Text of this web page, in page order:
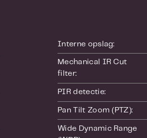
camera is
een weersscherm en kan
van de meegeleverde
Interne opslag:
Mechanical IR Cut
filter:
PIR detectie:
Pan Tilt Zoom (PTZ):
Wide Dynamic Range